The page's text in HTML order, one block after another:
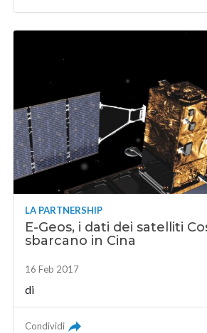
LA PARTNERSHIP
E-Geos, i dati dei satelliti
sbarcano in Cina
16 Feb 2017
di
Condividi